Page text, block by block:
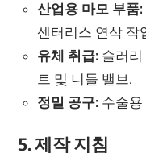
산업용 마모 부품:
센터리스 연삭 작
유체 취급: 슬러리
트 및 니들 밸브.
정밀 공구: 수술용
5. 제작 지침